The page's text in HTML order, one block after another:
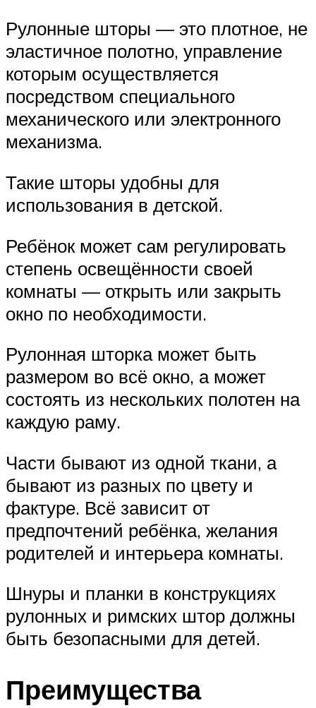
Рулонные шторы — это плотное, не
эластичное полотно, управление
которым осуществляется
посредством специального
механического или электронного
механизма.
Такие шторы удобны для
использования в детской.
Ребёнок может сам регулировать
степень освещённости своей
комнаты — открыть или закрыть
окно по необходимости.
Рулонная шторка может быть
размером во всё окно, а может
состоять из нескольких полотен на
каждую раму.
Части бывают из одной ткани, а
бывают из разных по цвету и
фактуре. Всё зависит от
предпочтений ребёнка, желания
родителей и интерьера комнаты.
Шнуры и планки в конструкциях
рулонных и римских штор должны
быть безопасными для детей.
Преимущества